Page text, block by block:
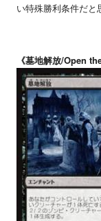
い特殊勝利条件だと
《墓地解放/Open